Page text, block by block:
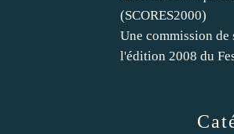
(SCORES2000)
Une commission de
l'édition 2008 du